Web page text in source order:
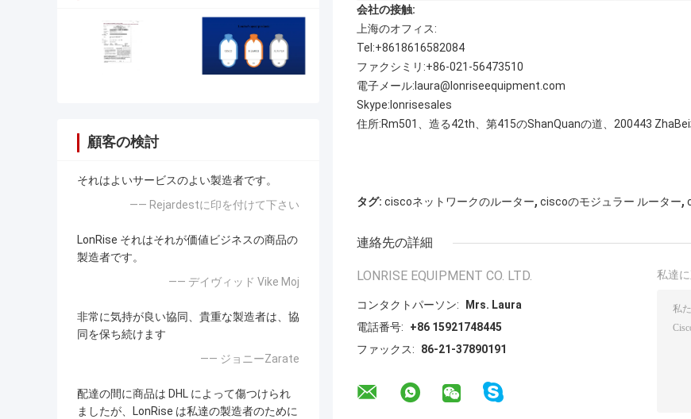
顧客の検討
それはよいサービスのよい製造者です。
—— Rejardestに印を付けて下さい
LonRise それはそれが価値ビジネスの商品の
製造者です。
—— デイヴィッド Vike Moj
非常に気持が良い協同、貴重な製造者は、協
同を保ち続けます
—— ジョニーZarate
配達の間に商品は DHL によって傷つけられ
ましたが、LonRise は私達の製造者のために
会社の接触:
上海のオフィス:
Tel:+8618616582084
ファクシミリ:+86-021-56473510
電子メール:laura@lonriseequipment.com
Skype:lonrisesales
住所:Rm501、造る42th、第415のShanQuanの道、200443 ZhaBei
タグ: ciscoネットワークのルーター, ciscoのモジュラー ルーター,
連絡先の詳細
LONRISE EQUIPMENT CO. LTD.
コンタクトパーソン:
Mrs. Laura
電話番号:
+86 15921748445
ファックス:
86-21-37890191
私達